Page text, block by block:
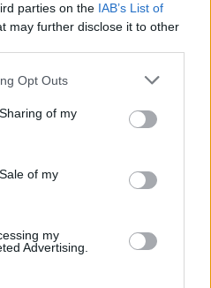
parties on the IAB’s List of
may further disclose it to other
Opt Outs
of my
of my
my
Advertising.